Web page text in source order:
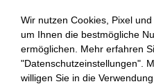
Wir nutzen Cookies, Pixel
um Ihnen die bestmögliche
ermöglichen. Mehr erfahren
"Datenschutzeinstellungen".
willigen Sie in die